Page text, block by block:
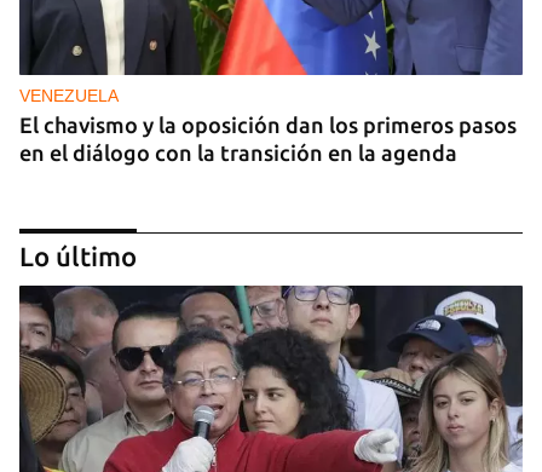
VENEZUELA
El chavismo y la oposición dan los primeros pasos
en el diálogo con la transición en la agenda
Lo último